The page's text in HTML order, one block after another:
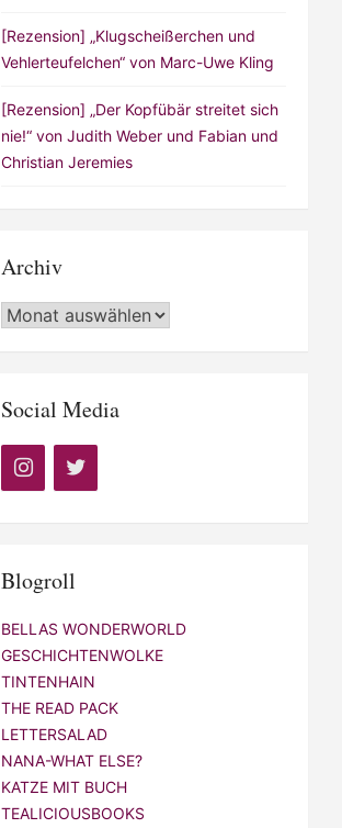
[Rezension] „Klugscheißerchen und
Vehlerteufelchen“ von Marc-Uwe Kling
[Rezension] „Der Kopfübär streitet sich
nie!“ von Judith Weber und Fabian und
Christian Jeremies
Archiv
Archiv
Social Media
Blogroll
BELLAS WONDERWORLD
GESCHICHTENWOLKE
TINTENHAIN
THE READ PACK
LETTERSALAD
NANA-WHAT ELSE?
KATZE MIT BUCH
TEALICIOUSBOOKS